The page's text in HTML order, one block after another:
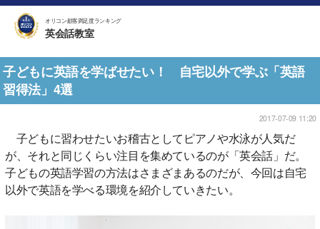
オリコン顧客満足度ランキング
英会話教室
子どもに英語を学ばせたい！ 自宅以外で学ぶ「英語
習得法」4選
2017-07-09 11:20
子どもに習わせたいお稽古としてピアノや水泳が人気だ
が、それと同じくらい注目を集めているのが「英会話」だ。
子どもの英語学習の方法はさまざまあるのだが、今回は自宅
以外で英語を学べる環境を紹介していきたい。